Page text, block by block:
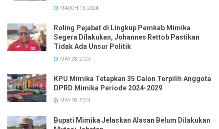
MARCH 13, 2024
Roling Pejabat di Lingkup Pemkab Mimika
Segera Dilakukan, Johannes Rettob Pastikan
Tidak Ada Unsur Politik
MAY 28, 2023
KPU Mimika Tetapkan 35 Calon Terpilih Anggota
DPRD Mimika Periode 2024-2029
MAY 28, 2024
Bupati Mimika Jelaskan Alasan Belum Dilakukan